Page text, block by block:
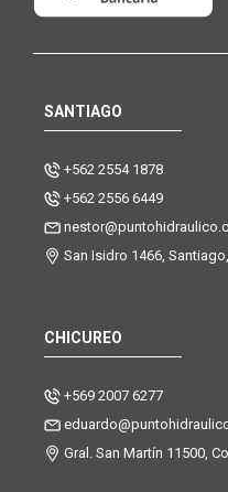
SANTIAGO
+562 2554 1878
+562 2556 6449
San Isidro 1466,
CHICUREO
+569 2007 6277
Gral. San Martín 11500,